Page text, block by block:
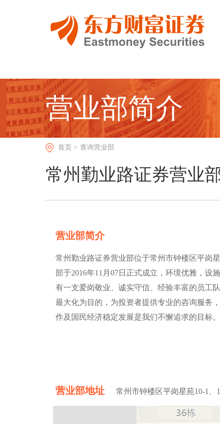
营业部简介
首页 > 查询营业部
常州勤业路证券营业
营业部简介
常州勤业路证券营业部位于常州市钟楼区平岗
部于2016年11月07日正式成立，环境优雅，设
有一支爱岗敬业、诚实守信、经验丰富的员工
最大化为目的，为投资者提供专业的咨询服务
作及国民经济稳定发展是我们不懈追求的目标。
营业部地址 常州市钟楼区平岗星苑10-1、